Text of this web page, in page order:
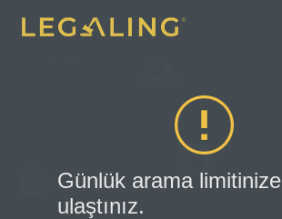
Günlük arama limitinize
ulaştınız.